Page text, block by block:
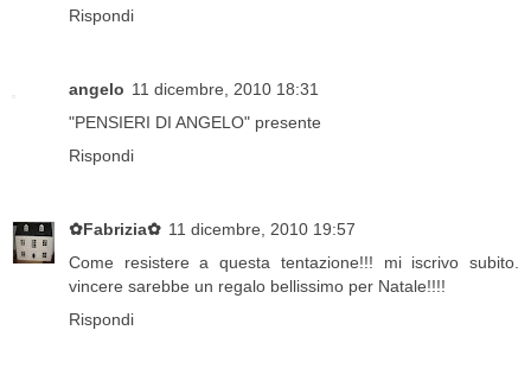
Rispondi
angelo 11 dicembre, 2010 18:31
"PENSIERI DI ANGELO" presente
Rispondi
✿Fabrizia✿ 11 dicembre, 2010 19:57
Come resistere a questa tentazione!!! mi iscrivo subito.
vincere sarebbe un regalo bellissimo per Natale!!!!
Rispondi